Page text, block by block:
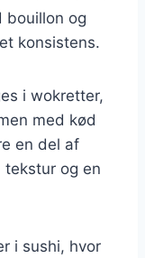
bouillon og
konsistens.
i wokretter,
med kød
en del af
tekstur og en
i sushi, hvor